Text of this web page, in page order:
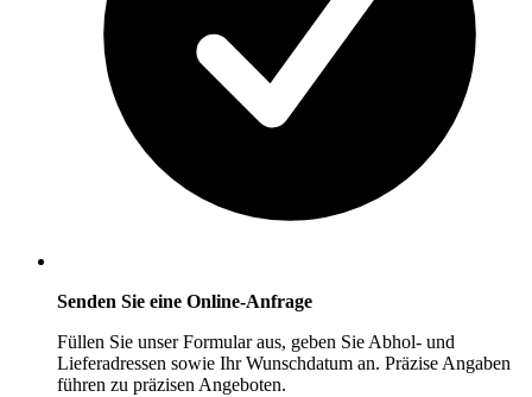
Senden Sie eine Online-Anfrage
Füllen Sie unser Formular aus, geben Sie Abhol- und
Lieferadressen sowie Ihr Wunschdatum an. Präzise Angaben
führen zu präzisen Angeboten.